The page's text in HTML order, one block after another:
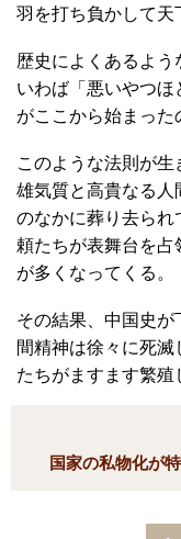
羽を打ち負かして天
歴史によくあるよう
いわば「悪いやつほ
がここから始まった
このような法則が
雄気質と高貴なる人
のなかに葬り去られ
頼たちが表舞台を占
が多くなってくる。
その結果、中国史が
間精神は徐々に死滅
たちがますます繁殖
国家の私物化が